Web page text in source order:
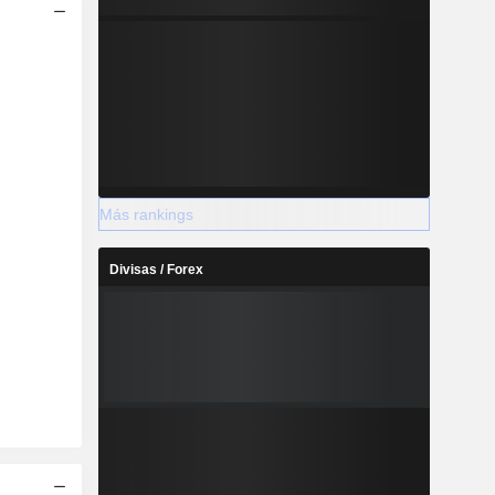
Más rankings
Divisas / Forex